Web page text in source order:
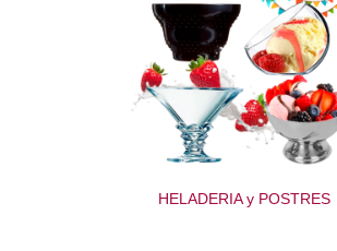
HELADERIA y POSTRES